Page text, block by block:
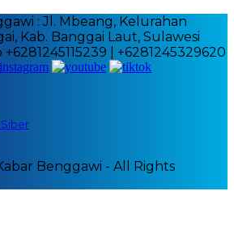
: Jl. Mbeang, Kelurahan
Kab. Banggai Laut, Sulawesi
| +6281245329620
Benggawi - All Rights